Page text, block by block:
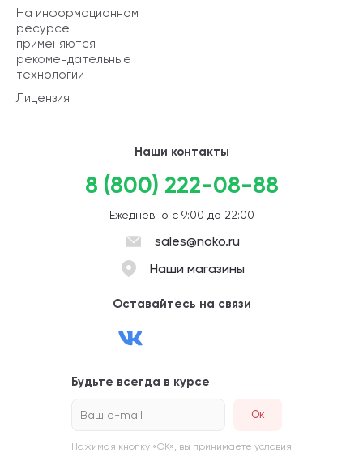
На информационном
ресурсе
применяются
рекомендательные
технологии
Лицензия
Наши контакты
8 (800) 222-08-88
Ежедневно с 9:00 до 22:00
sales@noko.ru
Наши магазины
Оставайтесь на связи
Будьте всегда в курсе
Ваш e-mail
Нажимая кнопку «ОК», вы принимаете условия